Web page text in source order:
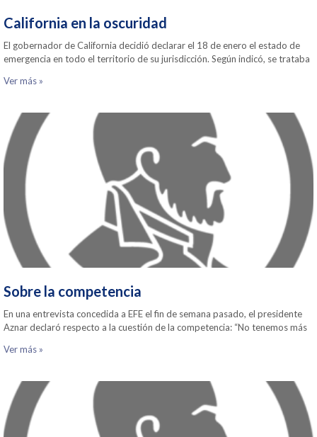
California en la oscuridad
El gobernador de California decidió declarar el 18 de enero el estado de
emergencia en todo el territorio de su jurisdicción. Según indicó, se trataba
Ver más »
Sobre la competencia
En una entrevista concedida a EFE el fin de semana pasado, el presidente
Aznar declaró respecto a la cuestión de la competencia: “No tenemos más
Ver más »